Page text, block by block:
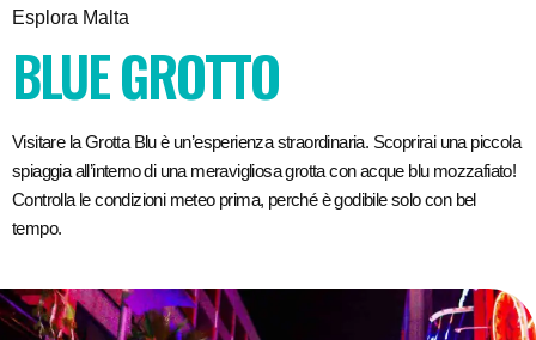
Esplora Malta
BLUE GROTTO
Visitare la Grotta Blu è un’esperienza straordinaria. Scoprirai una piccola
spiaggia all’interno di una meravigliosa grotta con acque blu mozzafiato!
Controlla le condizioni meteo prima, perché è godibile solo con bel
tempo.